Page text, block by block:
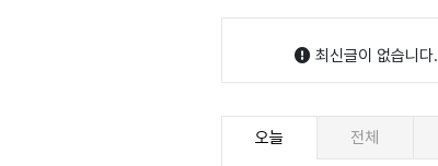
최신글이 없습니다.
오늘 전체